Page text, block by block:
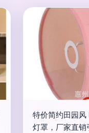
特价简约田园
灯罩，厂家直